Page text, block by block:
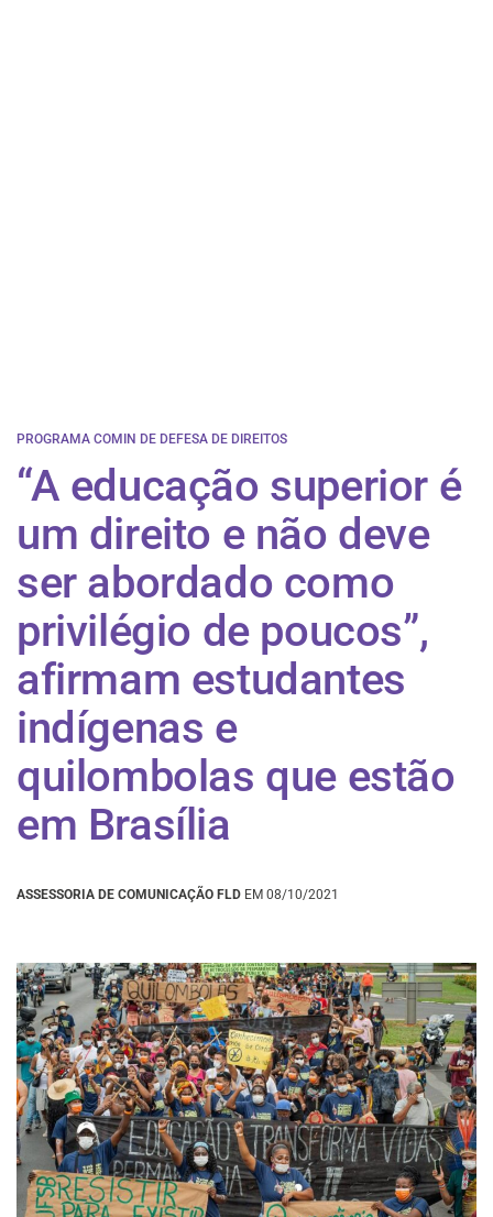
PROGRAMA COMIN DE DEFESA DE DIREITOS
“A educação superior é
um direito e não deve
ser abordado como
privilégio de poucos”,
afirmam estudantes
indígenas e
quilombolas que estão
em Brasília
ASSESSORIA DE COMUNICAÇÃO FLD EM 08/10/2021